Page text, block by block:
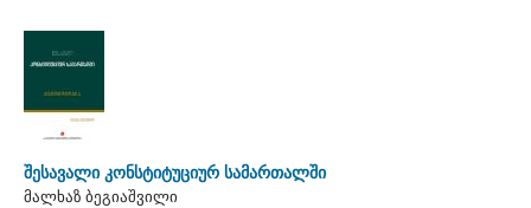
შესავალი კონსტიტუციურ სამართალში
მალხაზ ბეგიაშვილი